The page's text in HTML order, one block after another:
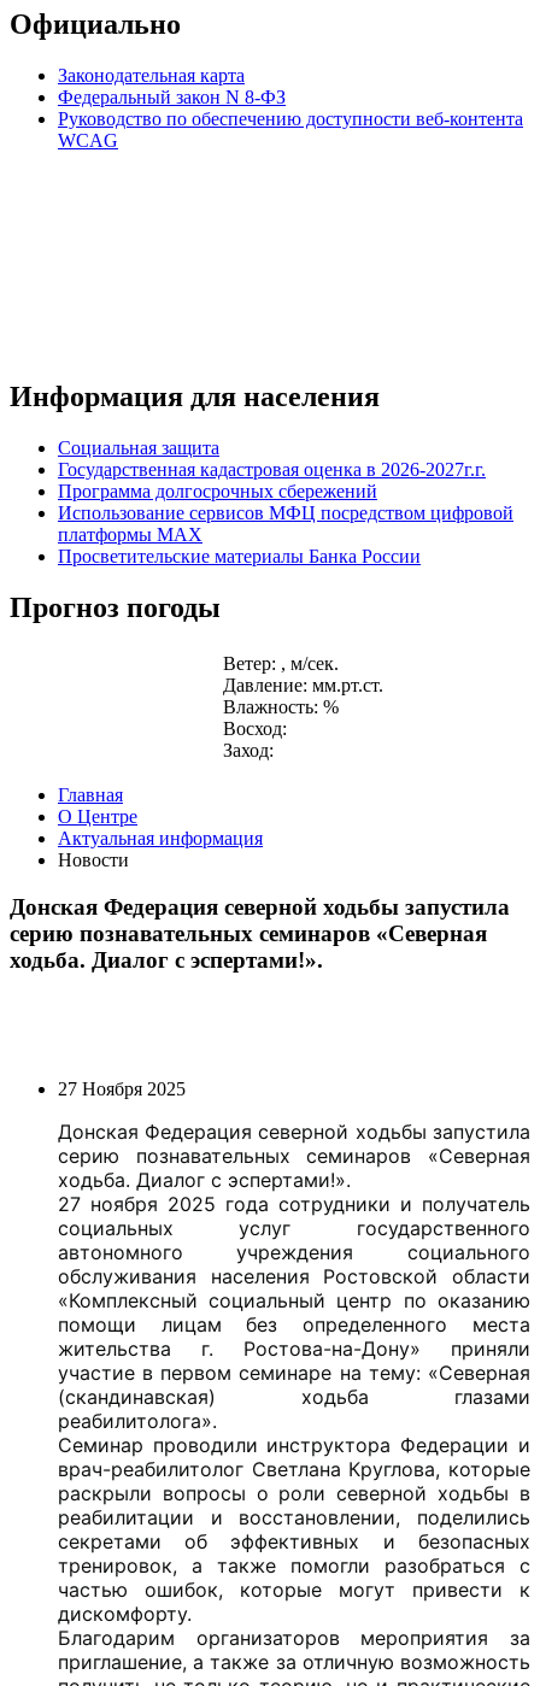
Официально
Законодательная карта
Федеральный закон N 8-ФЗ
Руководство по обеспечению доступности веб-контента
WCAG
Информация для населения
Социальная защита
Государственная кадастровая оценка в 2026-2027г.г.
Программа долгосрочных сбережений
Использование сервисов МФЦ посредством цифровой
платформы MAX
Просветительские материалы Банка России
Прогноз погоды
Ветер: , м/сек.
Давление: мм.рт.ст.
Влажность: %
Восход:
Заход:
Главная
О Центре
Актуальная информация
Новости
Донская Федерация северной ходьбы запустила
серию познавательных семинаров «Северная
ходьба. Диалог с эспертами!».
27 Ноября 2025
Донская Федерация северной ходьбы запустила
серию познавательных семинаров «Северная
ходьба. Диалог с эспертами!».
27 ноября 2025 года сотрудники и получатель
социальных услуг государственного
автономного учреждения социального
обслуживания населения Ростовской области
«Комплексный социальный центр по оказанию
помощи лицам без определенного места
жительства г. Ростова-на-Дону» приняли
участие в первом семинаре на тему: «Северная
(скандинавская) ходьба глазами
реабилитолога».
Семинар проводили инструктора Федерации и
врач-реабилитолог Светлана Круглова, которые
раскрыли вопросы о роли северной ходьбы в
реабилитации и восстановлении, поделились
секретами об эффективных и безопасных
тренировок, а также помогли разобраться с
частью ошибок, которые могут привести к
дискомфорту.
Благодарим организаторов мероприятия за
приглашение, а также за отличную возможность